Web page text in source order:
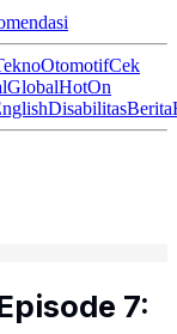
OtomotifCek
GlobalHotOn
DisabilitasBerita
7: